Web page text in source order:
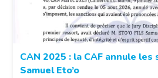
CAN 2025 : la CAF annule
Samuel Eto’o